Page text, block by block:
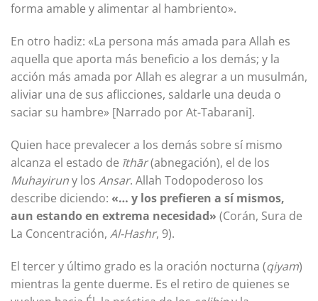
forma amable y alimentar al hambriento».
En otro hadiz: «La persona más amada para Allah es
aquella que aporta más beneficio a los demás; y la
acción más amada por Allah es alegrar a un musulmán,
aliviar una de sus aflicciones, saldarle una deuda o
saciar su hambre» [Narrado por At-Tabarani].
Quien hace prevalecer a los demás sobre sí mismo
alcanza el estado de īthār(abnegación), el de los
Muhayiruny los Ansar. Allah Todopoderoso los
describe diciendo: «… y los prefieren a sí mismos,
aun estando en extrema necesidad» (Corán, Sura de
La Concentración, Al-Hashr, 9).
El tercer y último grado es la oración nocturna (qiyam)
mientras la gente duerme. Es el retiro de quienes se